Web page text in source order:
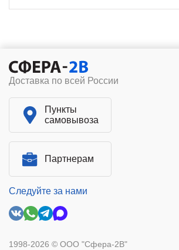
Доставка по всей России
Пункты
самовывоза
Партнерам
Следуйте за нами
1998-2026 © ООО "Сфера-2В"